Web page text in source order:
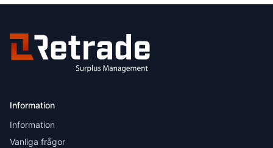
Information
Information
Vanliga frågor